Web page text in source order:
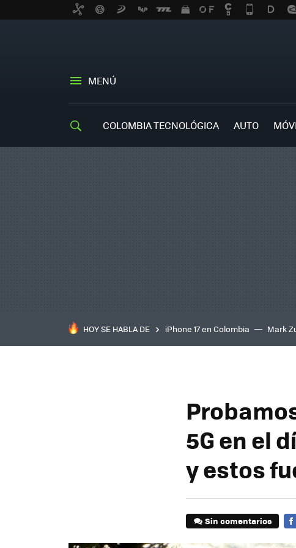
MENÚ
COLOMBIA TECNOLÓGICA AUTO
HOY SE HABLA DE iPhone 17 en Colombia Mark
inteligente
IA TCL C8K
5G en el
y estos
Sin comentarios